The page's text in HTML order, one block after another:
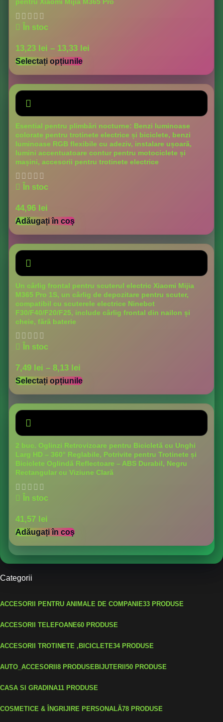
pentru Xiaomi Mijia M365 Pro
În stoc
13,23 lei – 13,33 lei
Selectați opțiunile
Esential pentru plimbări nocturne: Benzi luminoase
colorate pentru trotinete electrice și biciclete, benzi
luminoase RGB flexibile cu adeziv, instalare ușoară,
lumini accentuatoare contur pentru motociclete și
mașini, accesorii pentru trotinete electrice
În stoc
44,96 lei
Adăugați în coș
Un cârlig frontal pentru scuterul electric Xiaomi Mijia
M365 Pro 1S, un cârlig de depozitare pentru scuter,
compatibil cu scuterele electrice Ninebot
F30/F40/F20/F25, include cârlig frontal din nailon și
cheie, fără baterie
În stoc
7,49 lei – 8,13 lei
Selectați opțiunile
2 buc. Oglinzi Retrovizoare pentru Bicicletă cu Unghi
Larg HD – 360° Reglabile, Potrivite pentru Trotinete și
Biciclete Oglindă Reflectoare – ABS Durabil, Negru
Rectangular cu Viziune Clară
În stoc
41,57 lei
Adăugați în coș
Categorii
ACCESORII PENTRU ANIMALE DE COMPANIE33 PRODUSE
ACCESORII TELEFOANE60 PRODUSE
ACCESORII TROTINETE ,BICICLETE34 PRODUSE
AUTO_ACCESORII8 PRODUSEBIJUTERII50 PRODUSE
CASA SI GRADINA11 PRODUSE
COSMETICE & ÎNGRIJIRE PERSONALĂ78 PRODUSE